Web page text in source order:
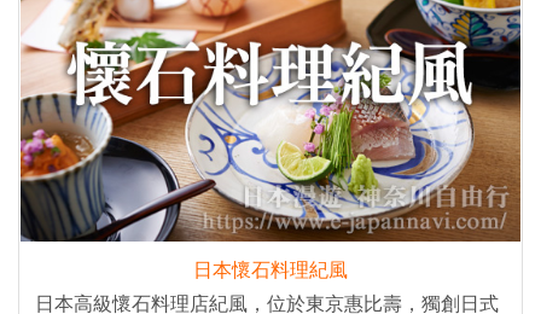
日本懷石料理紀風
日本高級懷石料理店紀風，位於東京惠比壽，獨創日式